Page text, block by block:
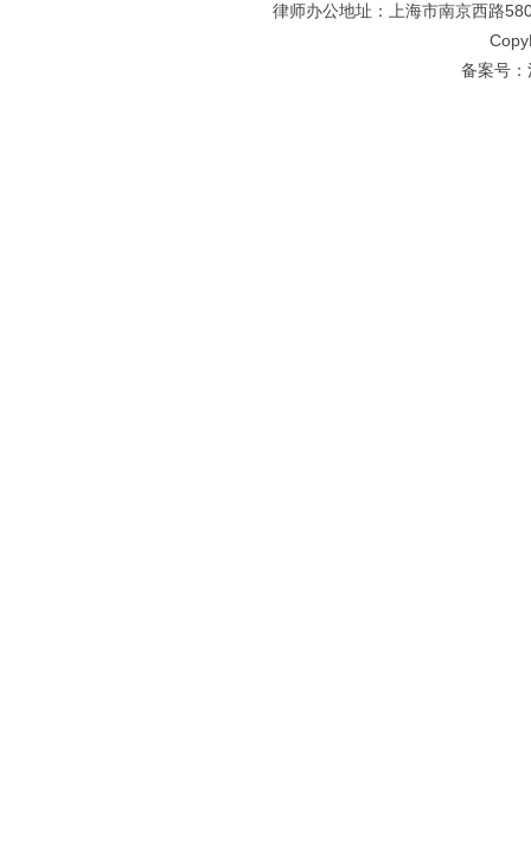
律师办公地址：上海市南京西路
备案号：